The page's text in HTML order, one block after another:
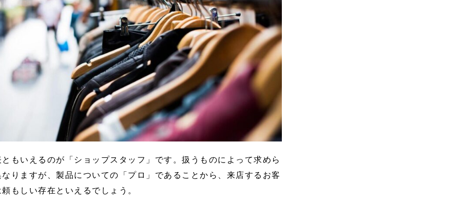
もいえるのが「ショップスタッフ」です。扱うものによって求めら
りますが、製品についての「プロ」であることから、来店するお客
もしい存在といえるでしょう。